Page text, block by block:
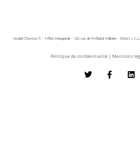
Vivaldi Chronos © - Hôtel Delagarde - 120, rue de l'Hôpital Militaire - 59043
Politique de confidentialité | Mentions